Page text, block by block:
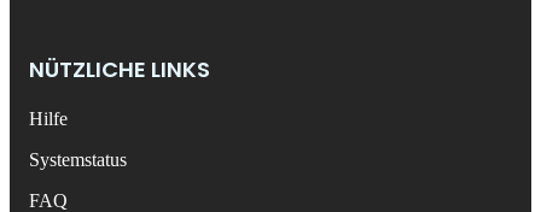
NÜTZLICHE LINKS
Hilfe
Systemstatus
FAQ